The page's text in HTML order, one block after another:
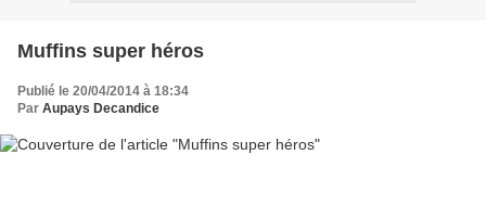
Muffins super héros
Publié le 20/04/2014 à 18:34
Par Aupays Decandice